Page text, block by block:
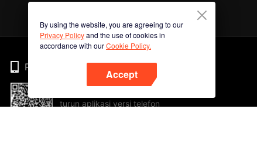
By using the website, you are agreeing to our
Privacy Policyand the use of cookies in
accordance with ourCookie Policy.
Accept
Phone
turun aplikasi versi telefon